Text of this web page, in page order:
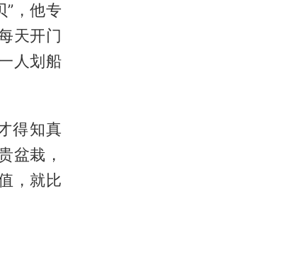
”，他专
天开门
人划船
得知真
盆栽，
，就比